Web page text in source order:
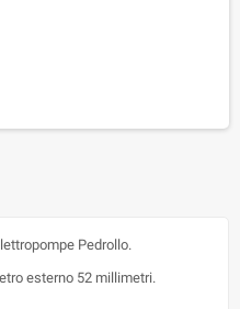
Pedrollo.
esterno 52 millimetri.